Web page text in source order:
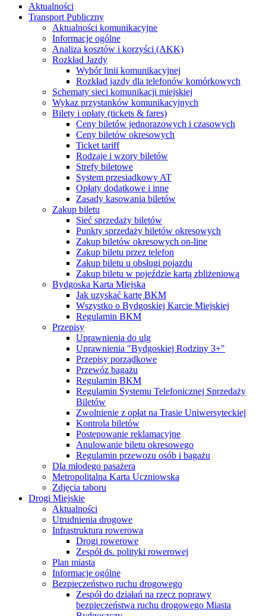
Aktualności
Transport Publiczny
Aktualności komunikacyjne
Informacje ogólne
Analiza kosztów i korzyści (AKK)
Rozkład Jazdy
Wybór linii komunikacyjnej
Rozkład jazdy dla telefonów komórkowych
Schematy sieci komunikacji miejskiej
Wykaz przystanków komunikacyjnych
Bilety i opłaty (tickets & fares)
Ceny biletów jednorazowych i czasowych
Ceny biletów okresowych
Ticket tariff
Rodzaje i wzory biletów
Strefy biletowe
System przesiadkowy AT
Opłaty dodatkowe i inne
Zasady kasowania biletów
Zakup biletu
Sieć sprzedaży biletów
Punkty sprzedaży biletów okresowych
Zakup biletów okresowych on-line
Zakup biletu przez telefon
Zakup biletu u obsługi pojazdu
Zakup biletu w pojeździe kartą zbliżeniową
Bydgoska Karta Miejska
Jak uzyskać kartę BKM
Wszystko o Bydgoskiej Karcie Miejskiej
Regulamin BKM
Przepisy
Uprawnienia do ulg
Uprawnienia "Bydgoskiej Rodziny 3+"
Przepisy porządkowe
Przewóz bagażu
Regulamin BKM
Regulamin Systemu Telefonicznej Sprzedaży
Biletów
Zwolnienie z opłat na Trasie Uniwersyteckiej
Kontrola biletów
Postępowanie reklamacyjne
Anulowanie biletu okresowego
Regulamin przewozu osób i bagażu
Dla młodego pasażera
Metropolitalna Karta Uczniowska
Zdjęcia taboru
Drogi Miejskie
Aktualności
Utrudnienia drogowe
Infrastruktura rowerowa
Drogi rowerowe
Zespół ds. polityki rowerowej
Plan miasta
Informacje ogólne
Bezpieczeństwo ruchu drogowego
Zespół do działań na rzecz poprawy
bezpieczeństwa ruchu drogowego Miasta